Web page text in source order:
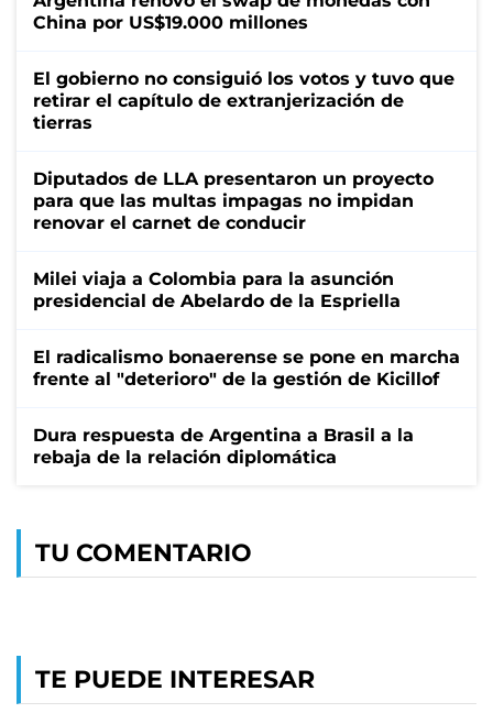
China por US$19.000 millones
El gobierno no consiguió los votos y tuvo que
retirar el capítulo de extranjerización de
tierras
Diputados de LLA presentaron un proyecto
para que las multas impagas no impidan
renovar el carnet de conducir
Milei viaja a Colombia para la asunción
presidencial de Abelardo de la Espriella
El radicalismo bonaerense se pone en marcha
frente al "deterioro" de la gestión de Kicillof
Dura respuesta de Argentina a Brasil a la
rebaja de la relación diplomática
TU COMENTARIO
TE PUEDE INTERESAR